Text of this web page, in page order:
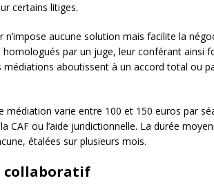
certains litiges.
n’impose aucune solution mais facilite la
homologués par un juge, leur conférant ainsi
médiations aboutissent à un accord total ou
médiation varie entre 100 et 150 euros par
CAF ou l’aide juridictionnelle. La durée
étalées sur plusieurs mois.
collaboratif